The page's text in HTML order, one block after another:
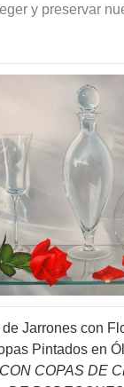
y preservar
Jarrones con
Pintados en
COPAS DE